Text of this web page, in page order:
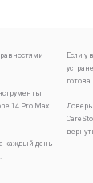
14 Pro Max
каждый день
Если у